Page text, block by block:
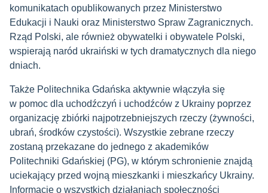
komunikatach opublikowanych przez Ministerstwo
Edukacji i Nauki oraz Ministerstwo Spraw Zagranicznych.
Rząd Polski, ale również obywatelki i obywatele Polski,
wspierają naród ukraiński w tych dramatycznych dla niego
dniach.
Także Politechnika Gdańska aktywnie włączyła się
w pomoc dla uchodźczyń i uchodźców z Ukrainy poprzez
organizację zbiórki najpotrzebniejszych rzeczy (żywności,
ubrań, środków czystości). Wszystkie zebrane rzeczy
zostaną przekazane do jednego z akademików
Politechniki Gdańskiej (PG), w którym schronienie znajdą
uciekający przed wojną mieszkanki i mieszkańcy Ukrainy.
Informacje o wszystkich działaniach społeczności